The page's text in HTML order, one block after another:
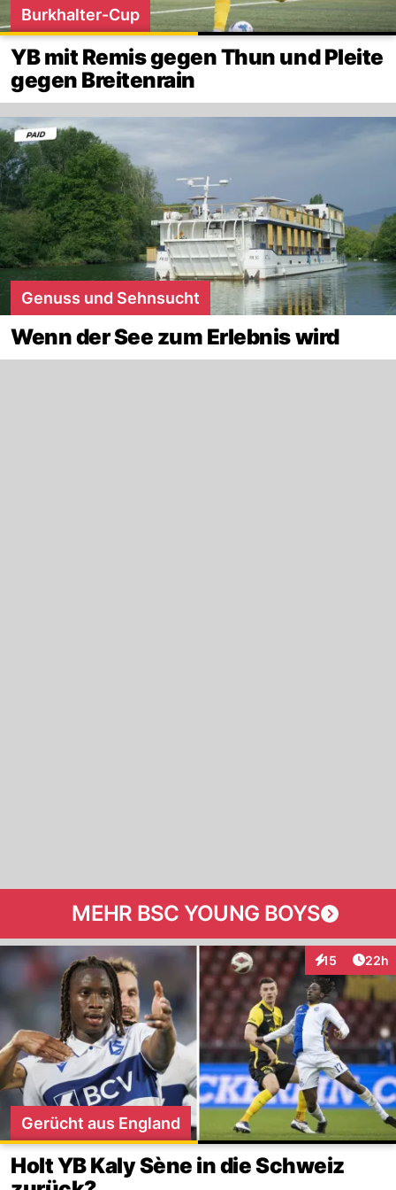
Burkhalter-Cup
YB mit Remis gegen Thun und Pleite
gegen Breitenrain
Genuss und Sehnsucht
Wenn der See zum Erlebnis wird
MEHR BSC YOUNG BOYS
15
Interaktionen
22h
Gerücht aus England
Holt YB Kaly Sène in die Schweiz